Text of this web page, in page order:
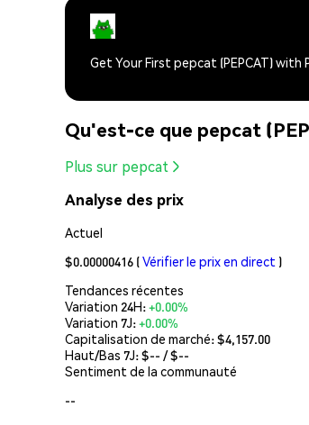
Get Your First pepcat (PEPCAT) with
Qu'est-ce que pepcat
Plus sur pepcat
Analyse des prix
Actuel
$0.00000416 (Vérifier le prix en direct )
Tendances récentes
Variation 24H:+0.00%
Variation 7J:+0.00%
Capitalisation de marché:$4,157.00
Haut/Bas 7J: $-- / $--
Sentiment de la communauté
--